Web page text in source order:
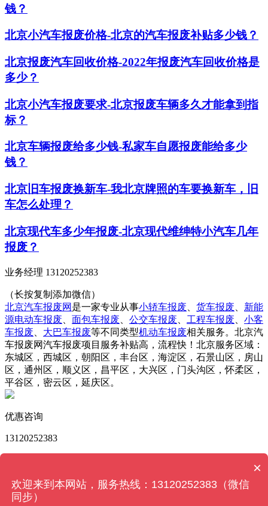
钱？
北京小汽车报废价格-北京的汽车报废补贴多少钱？
北京报废汽车回收价格-2022年报废汽车回收价格是
多少？
北京小汽车报废要求-北京报废车辆多久才能拿到指
标？
北京车辆报废给多少钱-私家车自愿报废能给多少
钱？
北京旧车报废换新车-我北京牌照的车要换新车，旧
车怎么处理？
北京现代车多少年报废-北京现代维绅特小汽车几年
报废？
业务经理 13120252383
（长按复制添加微信）
北京汽车报废网 是一家专业从事小轿车报废 货车报废
新能
源电动车报废
面包车报废 公交车报废 工程车报废
小客
车报废
大巴车报废等不同类型机动车报废相关服务。北京汽
车报废网汽车报废项目服务补贴高，流程快！北京服务区域：
东城区，西城区，朝阳区，丰台区，海淀区，石景山区，房山
区，通州区，顺义区，昌平区，大兴区，门头沟区，怀柔区，
平谷区，密云区，延庆区。
优惠咨询
13120252383
×
欢迎来到本网站，服务热线：13120252383（微信
同步）